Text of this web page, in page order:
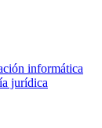
informática
jurídica